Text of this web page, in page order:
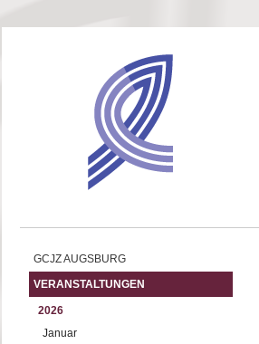
GCJZ AUGSBURG
VERANSTALTUNGEN
2026
Januar